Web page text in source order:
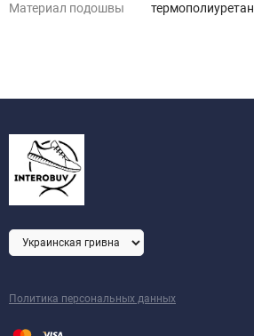
Материал подошвы термополиуретан
Политика персональных данных